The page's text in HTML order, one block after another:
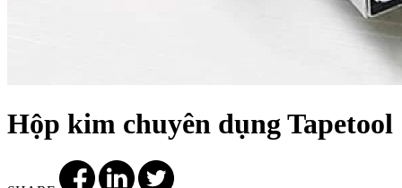
Hộp kim chuyên dụng Tapetool